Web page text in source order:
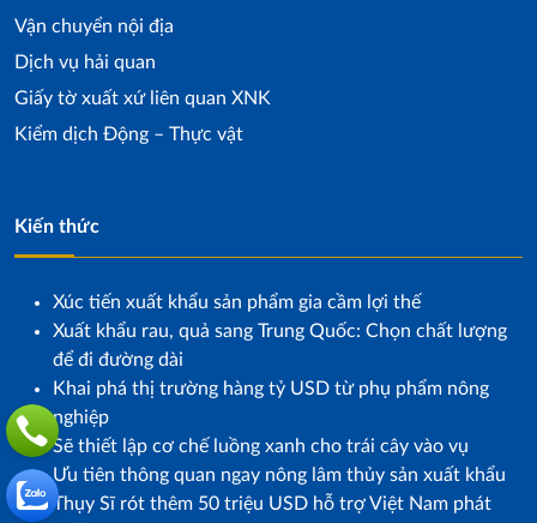
Vận chuyển nội địa
Dịch vụ hải quan
Giấy tờ xuất xứ liên quan XNK
Kiểm dịch Động – Thực vật
Kiến thức
Xúc tiến xuất khẩu sản phẩm gia cầm lợi thế
Xuất khẩu rau, quả sang Trung Quốc: Chọn chất lượng
để đi đường dài
Khai phá thị trường hàng tỷ USD từ phụ phẩm nông
nghiệp
Sẽ thiết lập cơ chế luồng xanh cho trái cây vào vụ
Ưu tiên thông quan ngay nông lâm thủy sản xuất khẩu
Thụy Sĩ rót thêm 50 triệu USD hỗ trợ Việt Nam phát